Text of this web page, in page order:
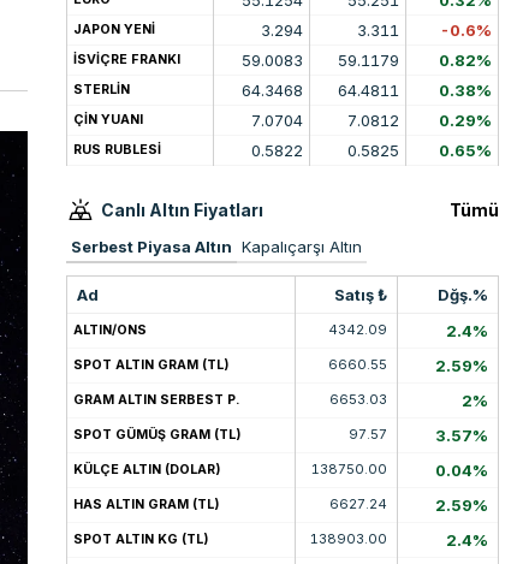
JAPON YENİ 3.294 3.311 -0.6%
İSVİÇRE FRANKI 59.0083 59.1179 0.82%
STERLİN 64.3468 64.4811 0.38%
ÇİN YUANI 7.0704 7.0812 0.29%
RUS RUBLESİ 0.5822 0.5825 0.65%
Canlı Altın Fiyatları Tümü
Serbest Piyasa Altın Kapalıçarşı Altın
Ad Satış ₺ Dğş.%
ALTIN/ONS 4342.09 2.4%
SPOT ALTIN GRAM (TL) 6660.55 2.59%
GRAM ALTIN SERBEST P. 6653.03 2%
SPOT GÜMÜŞ GRAM (TL) 97.57 3.57%
KÜLÇE ALTIN (DOLAR) 138750.00 0.04%
HAS ALTIN GRAM (TL) 6627.24 2.59%
SPOT ALTIN KG (TL) 138903.00 2.4%